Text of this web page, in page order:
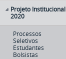
Projeto Institucional
2020
Processos
Seletivos
Estudantes
Bolsistas